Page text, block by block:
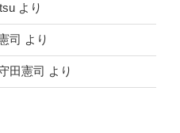
より
司 より
田憲司 より